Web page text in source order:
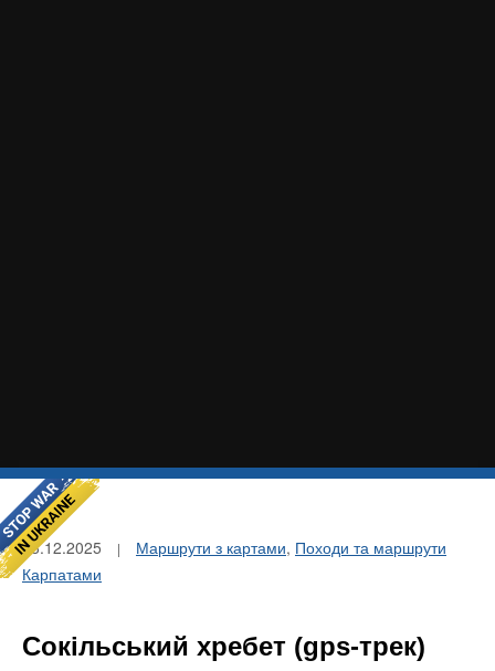
03.12.2025 Маршрути з картами, Походи та маршрути
Карпатами
Сокільський хребет (gps-трек)